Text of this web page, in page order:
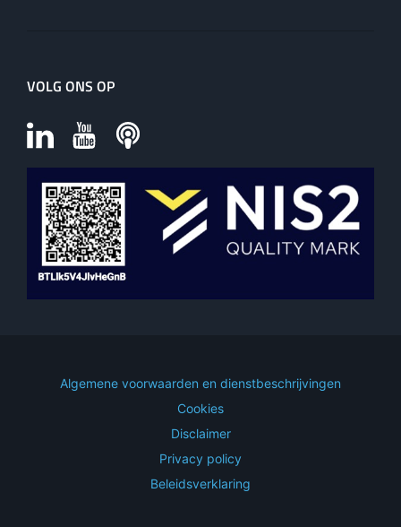
VOLG ONS OP
Algemene voorwaarden en dienstbeschrijvingen
Cookies
Disclaimer
Privacy policy
Beleidsverklaring